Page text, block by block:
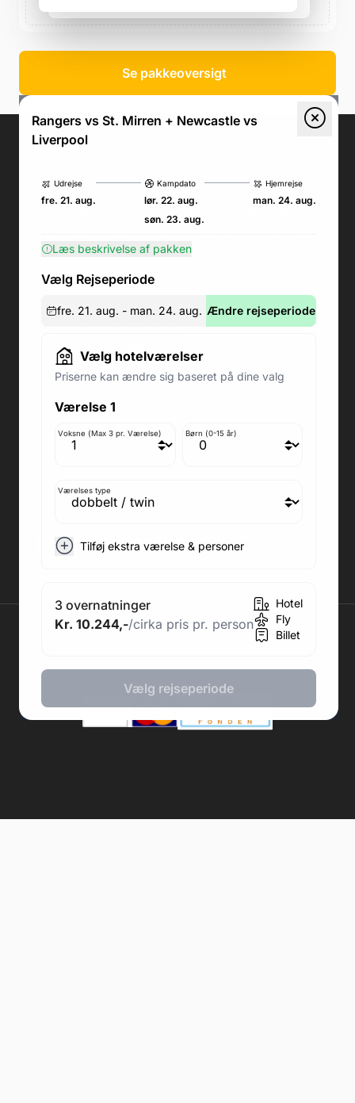
Se pakkeoversigt
Rangers vs St. Mirren + Newcastle vs
Liverpool
Udrejse
fre. 21. aug.
Kampdato
lør. 22. aug.
søn. 23. aug.
Hjemrejse
man. 24. aug.
Læs beskrivelse af pakken
Vælg Rejseperiode
fre. 21. aug. - man. 24. aug. Ændre rejseperiode
Vælg hotelværelser
Priserne kan ændre sig baseret på dine valg
Værelse 1
Voksne (Max 3 pr. Værelse) Børn (0-15 år)
Værelses type
Tilføj ekstra værelse & personer
3 overnatninger
Kr. 10.244,-/cirka pris pr. person
Hotel
Fly
Billet
Vælg rejseperiode
Kontakt os
Telefon: (+45) 71 74 18 92
kundeservice@fodboldpakker.dk
bunden af dit rejsedokument
Åbningstider:
Man-Ons: 09.00-18.00
Fredag: 09.00-15.00
Søndag: Lukket
2860 Søborg
Medlem af rejsegarantifonden: 3350
Adresse kontor: Fodboldpakker ApS Rosendal 1C
CVR: 41967218
Tilmeld Nyhedsbrev.
2026 © Fodboldpakker ApS